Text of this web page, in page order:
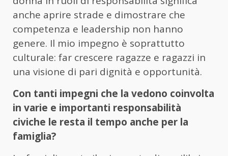
anche aprire strade e dimostrare che
competenza e leadership non hanno
genere. Il mio impegno è soprattutto
culturale: far crescere ragazze e ragazzi in
una visione di pari dignità e opportunità.
Con tanti impegni che la vedono coinvolta
in varie e importanti responsabilità
civiche le resta il tempo anche per la
famiglia?